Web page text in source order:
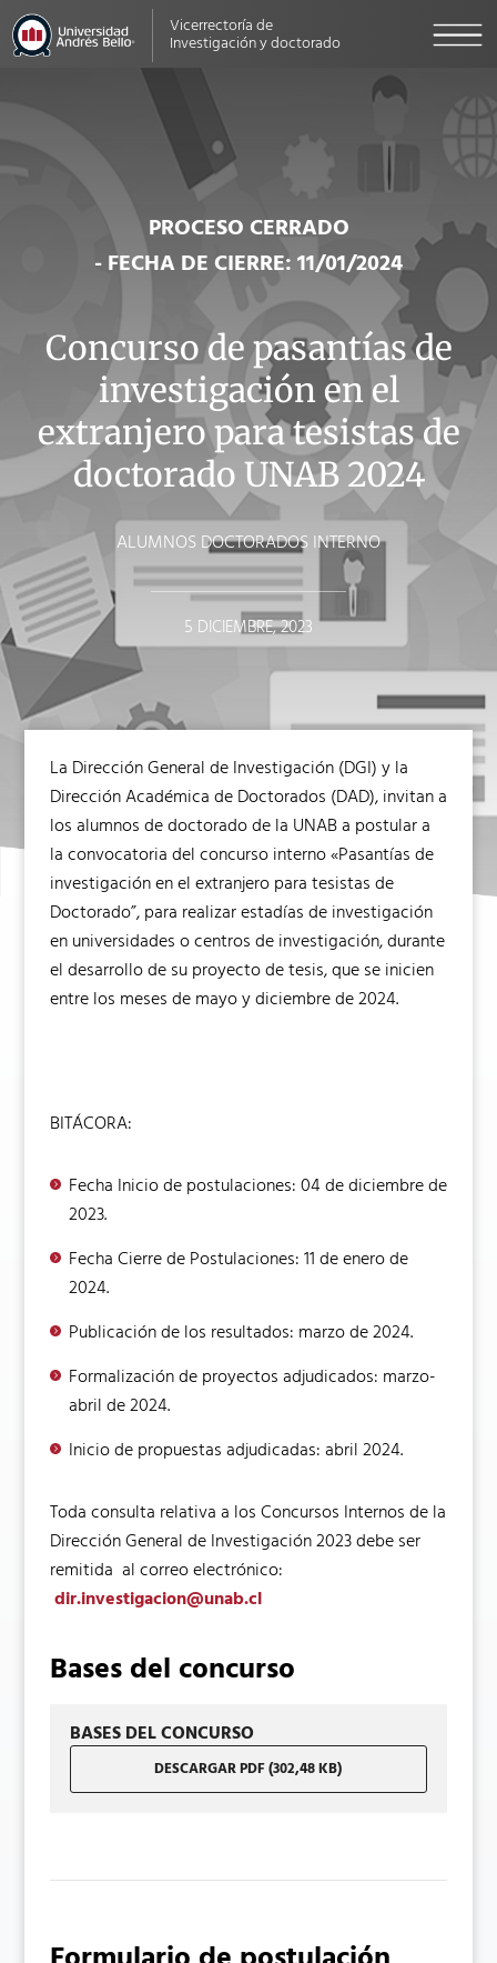
Vicerrectoría de
Investigación y doctorado
PROCESO CERRADO
- FECHA DE CIERRE: 11/01/2024
Concurso de pasantías de
investigación en el
extranjero para tesistas de
doctorado UNAB 2024
ALUMNOS DOCTORADOS INTERNO
5 DICIEMBRE, 2023
La Dirección General de Investigación (DGI) y la
Dirección Académica de Doctorados (DAD), invitan a
los alumnos de doctorado de la UNAB a postular a
la convocatoria del concurso interno «Pasantías de
investigación en el extranjero para tesistas de
Doctorado”, para realizar estadías de investigación
en universidades o centros de investigación, durante
el desarrollo de su proyecto de tesis, que se inicien
entre los meses de mayo y diciembre de 2024.
BITÁCORA:
Fecha Inicio de postulaciones: 04 de diciembre de
2023.
Fecha Cierre de Postulaciones: 11 de enero de
2024.
Publicación de los resultados: marzo de 2024.
Formalización de proyectos adjudicados: marzo-
abril de 2024.
Inicio de propuestas adjudicadas: abril 2024.
Toda consulta relativa a los Concursos Internos de la
Dirección General de Investigación 2023 debe ser
remitida al correo electrónico:
dir.investigacion@unab.cl
Bases del concurso
BASES DEL CONCURSO
DESCARGAR PDF (302,48 KB)